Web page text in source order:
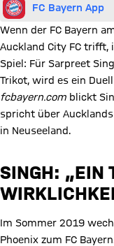
FC Bayern App
Wenn der FC Bayern
Auckland City FC trifft,
Spiel: Für Sarpreet
Trikot, wird es ein
fcbayern.com blickt
spricht über
in Neuseeland.
SINGH: „EIN
Im Sommer 2019
Phoenix zum FC